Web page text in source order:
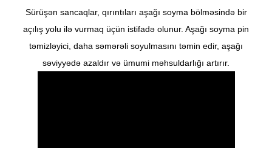
Sürüşən sancaqlar, qırıntıları aşağı soyma bölməsində bir
açılış yolu ilə vurmaq üçün istifadə olunur. Aşağı soyma pin
təmizləyici, daha səmərəli soyulmasını təmin edir, aşağı
səviyyədə azaldır və ümumi məhsuldarlığı artırır.